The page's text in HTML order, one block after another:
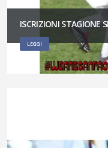
ISCRIZIONI STAGIONE
LEGGI